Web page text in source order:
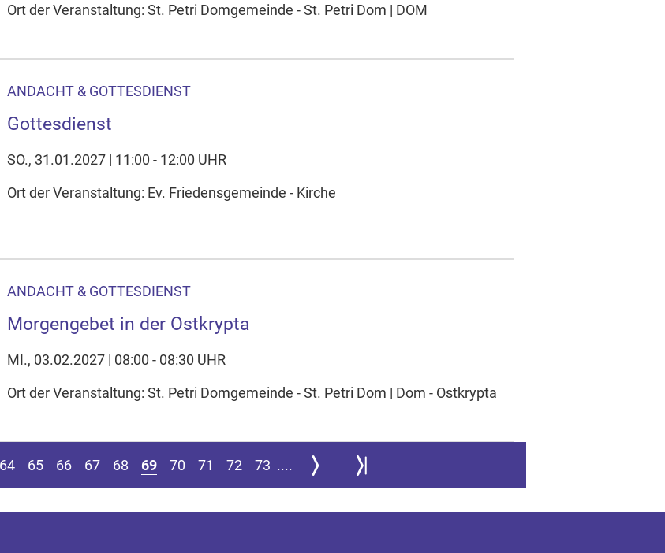
Ort der Veranstaltung: St. Petri Domgemeinde - St. Petri Dom | DOM
ANDACHT & GOTTESDIENST
Gottesdienst
SO., 31.01.2027 | 11:00 - 12:00 UHR
Ort der Veranstaltung: Ev. Friedensgemeinde - Kirche
ANDACHT & GOTTESDIENST
Morgengebet in der Ostkrypta
MI., 03.02.2027 | 08:00 - 08:30 UHR
Ort der Veranstaltung: St. Petri Domgemeinde - St. Petri Dom | Dom - Ostkrypta
Seite
64 65 66 67 68 69 70 71 72 73 .... Zur nächsten SeiteZur letzten Seite springen